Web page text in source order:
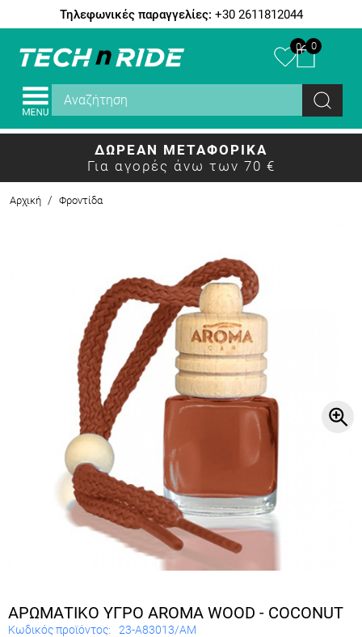
Τηλεφωνικές παραγγελίες: +30 2611812044
0 0
ΔΩΡΕΑΝ ΜΕΤΑΦΟΡΙΚΑ
Για αγορές άνω των 70 €
Αρχική / Φροντίδα
ΑΡΩΜΑΤΙΚΟ ΥΓΡΟ AROMA WOOD - COCONUT
Κωδικός προϊόντος:
23-A83013/AM